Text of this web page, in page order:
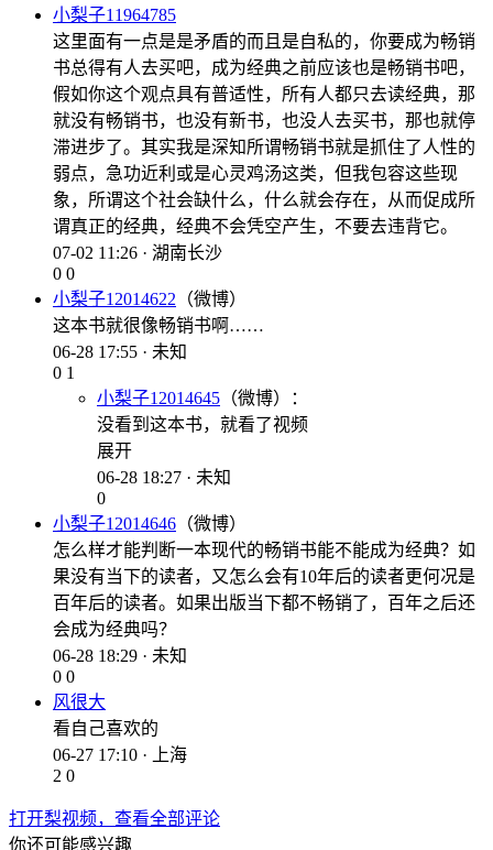
小梨子11964785
这里面有一点是是矛盾的而且是自私的，你要成为畅销
书总得有人去买吧，成为经典之前应该也是畅销书吧，
假如你这个观点具有普适性，所有人都只去读经典，那
就没有畅销书，也没有新书，也没人去买书，那也就停
滞进步了。其实我是深知所谓畅销书就是抓住了人性的
弱点，急功近利或是心灵鸡汤这类，但我包容这些现
象，所谓这个社会缺什么，什么就会存在，从而促成所
谓真正的经典，经典不会凭空产生，不要去违背它。
07-02 11:26 · 湖南长沙
0 0
小梨子12014622 （微博）
这本书就很像畅销书啊……
06-28 17:55 · 未知
0 1
小梨子12014645 （微博）：
没看到这本书，就看了视频
展开
06-28 18:27 · 未知
0
小梨子12014646 （微博）
怎么样才能判断一本现代的畅销书能不能成为经典？如
果没有当下的读者，又怎么会有10年后的读者更何况是
百年后的读者。如果出版当下都不畅销了，百年之后还
会成为经典吗？
06-28 18:29 · 未知
0 0
风很大
看自己喜欢的
06-27 17:10 · 上海
2 0
打开梨视频，查看全部评论
你还可能感兴趣